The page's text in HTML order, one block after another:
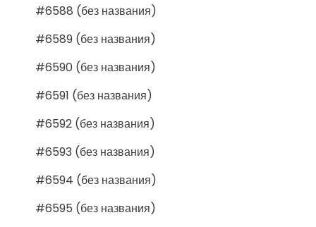
#6588 (без названия)
#6589 (без названия)
#6590 (без названия)
#6591 (без названия)
#6592 (без названия)
#6593 (без названия)
#6594 (без названия)
#6595 (без названия)